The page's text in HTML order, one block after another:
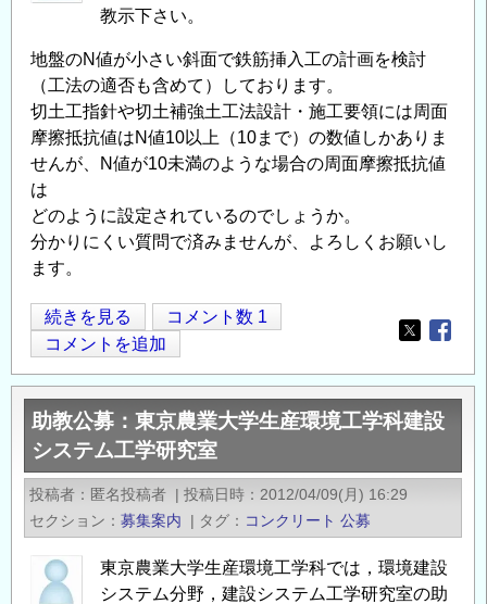
催
行
事
の
ご
の
教示下さい。
地盤のN値が小さい斜面で鉄筋挿入工の計画を検討
（工法の適否も含めて）しております。
切土工指針や切土補強土工法設計・施工要領には周面
摩擦抵抗値はN値10以上（10まで）の数値しかありま
せんが、N値が10未満のような場合の周面摩擦抵抗値
は
どのように設定されているのでしょうか。
分かりにくい質問で済みませんが、よろしくお願いし
ます。
鉄
筋
挿
入
工
の
周
面
摩
擦
抵
続きを見る
コメント数 1
コメントを追加
Opens in
助教公募：東京農業大学生産環境工学科建設
システム工学研究室
投稿者 匿名投稿者 | 投稿日時
2012/04/09(月) 16:29
セクション
募集案内 | タグ コンクリート 公募
東京農業大学生産環境工学科では，環境建設
システム分野，建設システム工学研究室の助